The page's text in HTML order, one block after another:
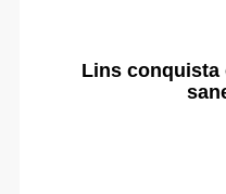
Lins conquista